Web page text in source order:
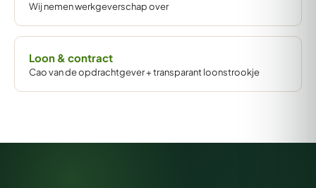
Wij nemen werkgeverschap over
Loon & contract
Cao van de opdrachtgever + transparant loonstrookje